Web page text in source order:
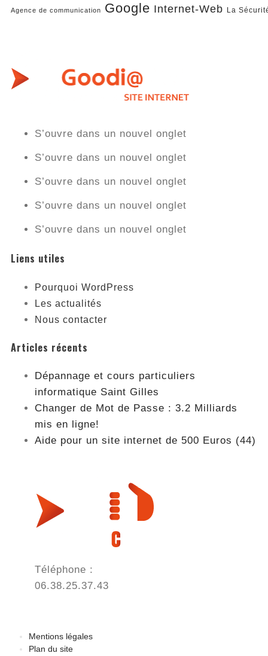
Agence de communication Google Internet-Web La
S’ouvre dans un nouvel onglet
S’ouvre dans un nouvel onglet
S’ouvre dans un nouvel onglet
S’ouvre dans un nouvel onglet
S’ouvre dans un nouvel onglet
Liens utiles
Pourquoi WordPress
Les actualités
Nous contacter
Articles récents
Dépannage et cours particuliers
informatique Saint Gilles
Changer de Mot de Passe : 3.2 Milliards
mis en ligne!
Aide pour un site internet de 500 Euros (44)
Téléphone :
06.38.25.37.43
Mentions légales
Plan du site